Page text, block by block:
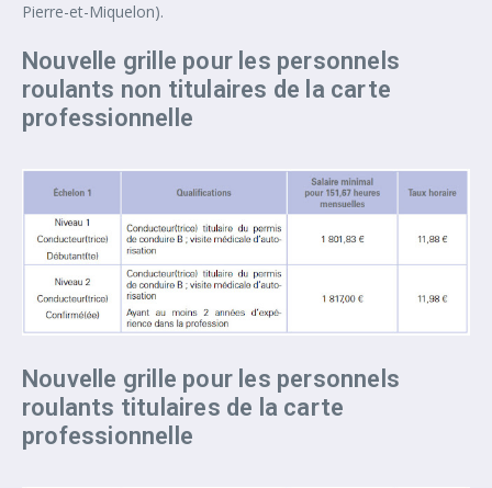
Pierre-et-Miquelon).
Nouvelle grille pour les personnels
roulants non titulaires de la carte
professionnelle
Nouvelle grille pour les personnels
roulants titulaires de la carte
professionnelle